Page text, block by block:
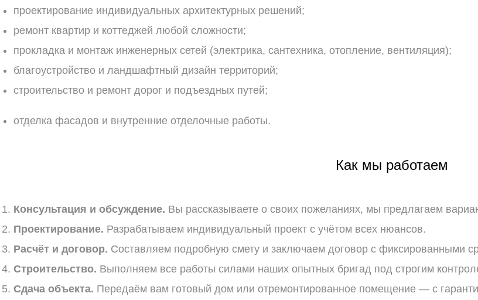
проектирование индивидуальных архитектурных решений;
ремонт квартир и коттеджей любой сложности;
прокладка и монтаж инженерных сетей (электрика, сантехника, отопление, вентиляция);
благоустройство и ландшафтный дизайн территорий;
строительство и ремонт дорог и подъездных путей;
отделка фасадов и внутренние отделочные работы.
Какмы работаем
Консультация и обсуждение. Вы рассказываете о своих пожеланиях, мы предлагаем
Проектирование. Разрабатываем индивидуальный проект с учётом всех нюансов.
Расчёт и договор. Составляем подробную смету и заключаем договор с фиксированными
Строительство. Выполняем все работы силами наших опытных бригад под строгим
Сдача объекта. Передаём вам готовый дом или отремонтированное помещение — с